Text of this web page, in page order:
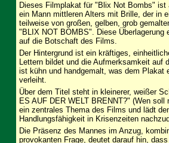
Dieses Filmplakat für "Blix Not Bombs"
ein Mann mittleren Alters mit Brille, der in
teilweise von großen, gelben, grob
"BLIX NOT BOMBS". Diese
auf die Botschaft des Films.
Der Hintergrund ist ein kräftiges,
Lettern bildet und die Aufmerksamkeit auf
ist kühn und handgemalt, was dem Plakat
verleiht.
Über dem Titel steht in kleinerer, weißer
ES AUF DER WELT BRENNT?" (Wen
ein zentrales Thema des Films und lädt
Handlungsfähigkeit in Krisenzeiten
Die Präsenz des Mannes im Anzug,
provokanten Frage, deutet darauf hin,